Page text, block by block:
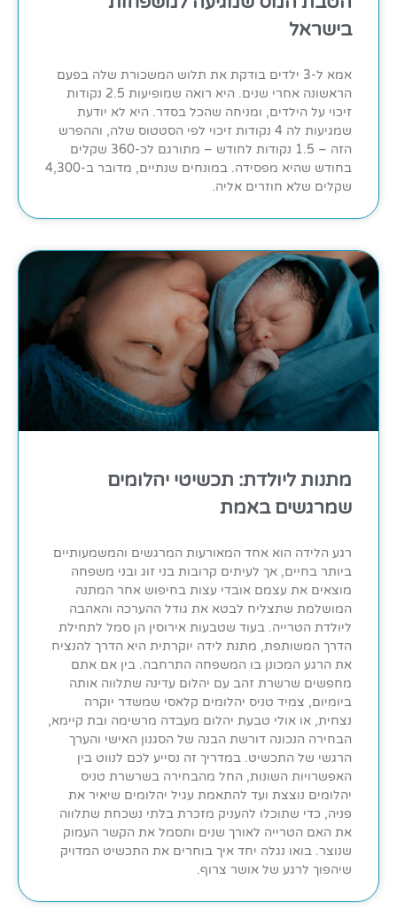
בישראל
אמא ל-3 ילדים בודקת את תלוש המשכורת שלה בפעם
הראשונה אחרי שנים. היא רואה שמופיעות 2.5 נקודות
זיכוי על הילדים, ומניחה שהכל בסדר. היא לא יודעת
שמגיעות לה 4 נקודות זיכוי לפי הסטטוס שלה, וההפרש
הזה – 1.5 נקודות לחודש – מתורגם לכ-360 שקלים
בחודש שהיא מפסידה. במונחים שנתיים, מדובר ב-4,300
שקלים שלא חוזרים אליה.
מתנות ליולדת: תכשיטי יהלומים
שמרגשים באמת
רגע הלידה הוא אחד המאורעות המרגשים והמשמעותיים
ביותר בחיים, אך לעיתים קרובות בני זוג ובני משפחה
מוצאים את עצמם אובדי עצות בחיפוש אחר המתנה
המושלמת שתצליח לבטא את גודל ההערכה והאהבה
ליולדת הטרייה. בעוד שטבעות אירוסין הן סמל לתחילת
הדרך המשותפת, מתנת לידה יוקרתית היא הדרך להנציח
את הרגע המכונן בו המשפחה התרחבה. בין אם אתם
מחפשים שרשרת זהב עם יהלום עדינה שתלווה אותה
ביומיום, צמיד טניס יהלומים קלאסי שמשדר יוקרה
נצחית, או אולי טבעת יהלום מעבדה מרשימה ובת קיימא,
הבחירה הנכונה דורשת הבנה של הסגנון האישי והערך
הרגשי של התכשיט. במדריך זה נסייע לכם לנווט בין
האפשרויות השונות, החל מהבחירה בשרשרת טניס
יהלומים נוצצת ועד להתאמת עגיל יהלומים שיאיר את
פניה, כדי שתוכלו להעניק מזכרת בלתי נשכחת שתלווה
את האם הטרייה לאורך שנים ותסמל את הקשר העמוק
שנוצר. בואו נגלה יחד איך בוחרים את התכשיט המדויק
שיהפוך לרגע של אושר צרוף.